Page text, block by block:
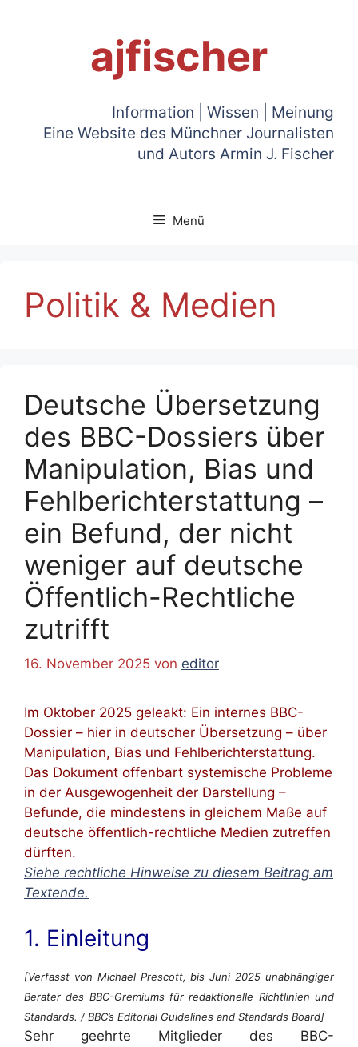
ajfischer
Information | Wissen | Meinung
Eine Website des Münchner Journalisten
und Autors Armin J. Fischer
Menü
Politik & Medien
Deutsche Übersetzung
des BBC-Dossiers über
Manipulation, Bias und
Fehlberichterstattung –
ein Befund, der nicht
weniger auf deutsche
Öffentlich-Rechtliche
zutrifft
16. November 2025 von editor
Im Oktober 2025 geleakt: Ein internes BBC-
Dossier – hier in deutscher Übersetzung – über
Manipulation, Bias und Fehlberichterstattung.
Das Dokument offenbart systemische Probleme
in der Ausgewogenheit der Darstellung –
Befunde, die mindestens in gleichem Maße auf
deutsche öffentlich-rechtliche Medien zutreffen
dürften.
Siehe rechtliche Hinweise zu diesem Beitrag am
Textende.
1. Einleitung
[Verfasst von Michael Prescott, bis Juni 2025 unabhängiger
Berater des BBC-Gremiums für redaktionelle Richtlinien und
Standards. / BBC’s Editorial Guidelines and Standards Board]
Sehr geehrte Mitglieder des BBC-